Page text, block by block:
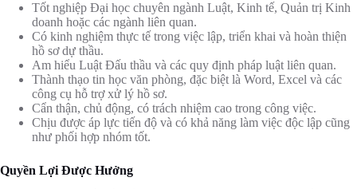
Tốt nghiệp Đại học chuyên ngành Luật, Kinh tế, Quản trị Kinh
doanh hoặc các ngành liên quan.
Có kinh nghiệm thực tế trong việc lập, triển khai và hoàn thiện
hồ sơ dự thầu.
Am hiểu Luật Đấu thầu và các quy định pháp luật liên quan.
Thành thạo tin học văn phòng, đặc biệt là Word, Excel và các
công cụ hỗ trợ xử lý hồ sơ.
Cẩn thận, chủ động, có trách nhiệm cao trong công việc.
Chịu được áp lực tiến độ và có khả năng làm việc độc lập cũng
như phối hợp nhóm tốt.
Quyền Lợi Được Hưởng